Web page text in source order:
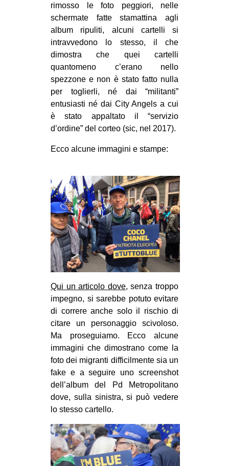
rimosso le foto peggiori, nelle
schermate fatte stamattina agli
album ripuliti, alcuni cartelli si
intravvedono lo stesso, il che
dimostra che quei cartelli
quantomeno c’erano nello
spezzone e non è stato fatto nulla
per toglierli, né dai “militanti”
entusiasti né dai City Angels a cui
è stato appaltato il “servizio
d’ordine” del corteo (sic, nel 2017).
Ecco alcune immagini e stampe:
Qui un articolo dove, senza troppo
impegno, si sarebbe potuto evitare
di correre anche solo il rischio di
citare un personaggio scivoloso.
Ma proseguiamo. Ecco alcune
immagini che dimostrano come la
foto dei migranti difficilmente sia un
fake e a seguire uno screenshot
dell’album del Pd Metropolitano
dove, sulla sinistra, si può vedere
lo stesso cartello.